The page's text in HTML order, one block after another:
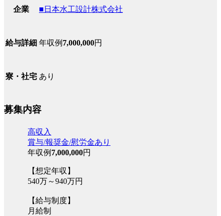
企業 ■日本水工設計株式会社
給与詳細 年収例 7,000,000円
寮・社宅 あり
募集内容
高収入
賞与/報奨金/慰労金あり
年収例 7,000,000円
【想定年収】
540万～940万円
【給与制度】
月給制